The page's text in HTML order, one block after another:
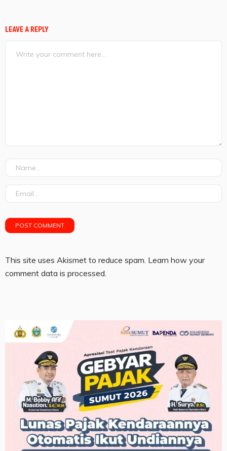
LEAVE A REPLY
This site uses Akismet to reduce spam. Learn how your
comment data is processed.